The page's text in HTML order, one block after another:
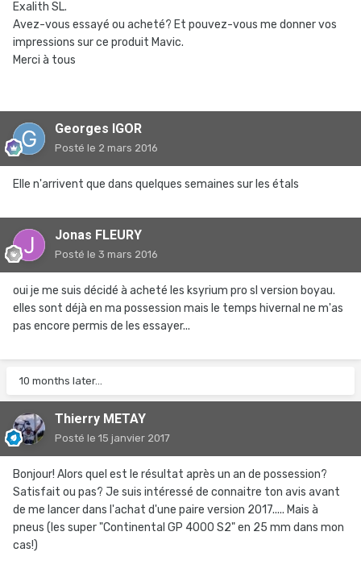
Exalith SL.
Avez-vous essayé ou acheté? Et pouvez-vous me donner vos
impressions sur ce produit Mavic.
Merci à tous
Georges IGOR
Posté le 2 mars 2016
Elle n'arrivent que dans quelques semaines sur les étals
Jonas FLEURY
Posté le 3 mars 2016
oui je me suis décidé à acheté les ksyrium pro sl version boyau.
elles sont déjà en ma possession mais le temps hivernal ne m'as
pas encore permis de les essayer...
10 months later...
Thierry METAY
Posté le 15 janvier 2017
Bonjour! Alors quel est le résultat après un an de possession?
Satisfait ou pas? Je suis intéressé de connaitre ton avis avant
de me lancer dans l'achat d'une paire version 2017..... Mais à
pneus (les super "Continental GP 4000 S2" en 25 mm dans mon
cas!)